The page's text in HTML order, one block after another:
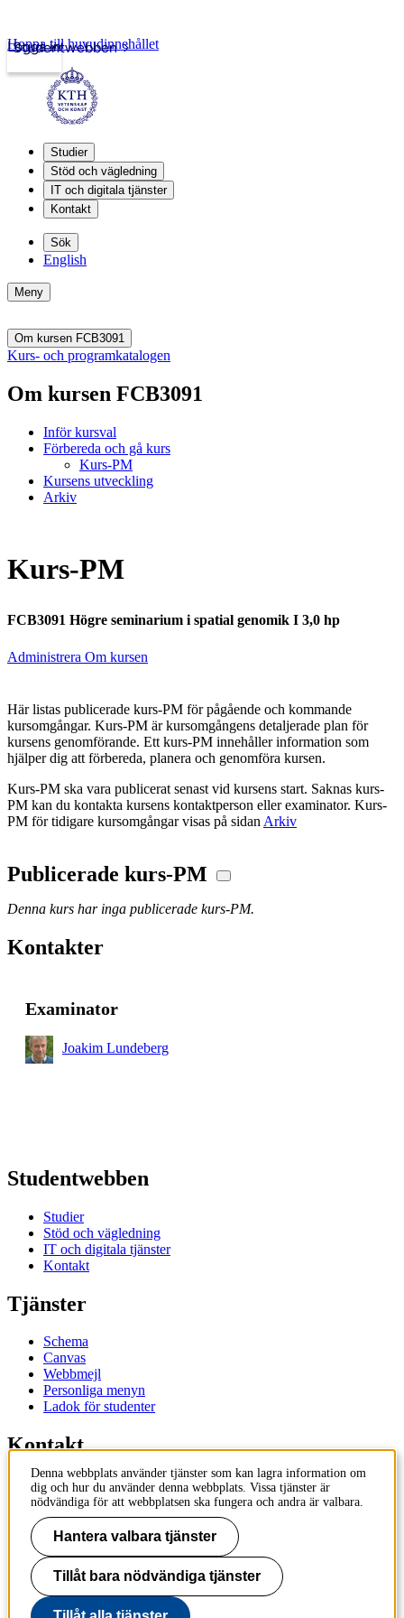
Studentwebben
Logga in
Hoppa till huvudinnehållet
Studier
Stöd och vägledning
IT och digitala tjänster
Kontakt
Sök
English
Meny
Om kursen FCB3091
Kurs- och programkatalogen
Om kursen FCB3091
Inför kursval
Förbereda och gå kurs
Kurs-PM
Kursens utveckling
Arkiv
Kurs-PM
FCB3091 Högre seminarium i spatial genomik I 3,0 hp
Administrera Om kursen
Här listas publicerade kurs-PM för pågående och kommande
kursomgångar. Kurs-PM är kursomgångens detaljerade plan för
kursens genomförande. Ett kurs-PM innehåller information som
hjälper dig att förbereda, planera och genomföra kursen.
Kurs-PM ska vara publicerat senast vid kursens start. Saknas kurs-
PM kan du kontakta kursens kontaktperson eller examinator. Kurs-
PM för tidigare kursomgångar visas på sidan Arkiv
Publicerade kurs-PM
Denna kurs har inga publicerade kurs-PM.
Kontakter
Examinator
Joakim Lundeberg
Studentwebben
Studier
Stöd och vägledning
IT och digitala tjänster
Kontakt
Tjänster
Schema
Canvas
Webbmejl
Personliga menyn
Ladok för studenter
Kontakt
Kontakta utbildningsprogram
Kontakta kurs
IT-support
KTH Entré
KTH
100 44 Stockholm
+46 8 790 60 00
Denna webbplats använder tjänster som kan lagra information om
dig och hur du använder denna webbplats. Vissa tjänster är
nödvändiga för att webbplatsen ska fungera och andra är valbara.
Hantera valbara tjänster
Tillåt bara nödvändiga tjänster